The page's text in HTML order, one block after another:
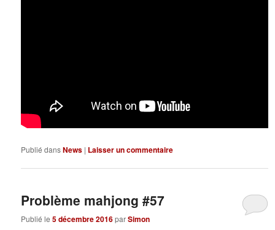
Publié dansNews | Laisser un commentaire
Problème mahjong #57
Publié le5 décembre 2016parSimon